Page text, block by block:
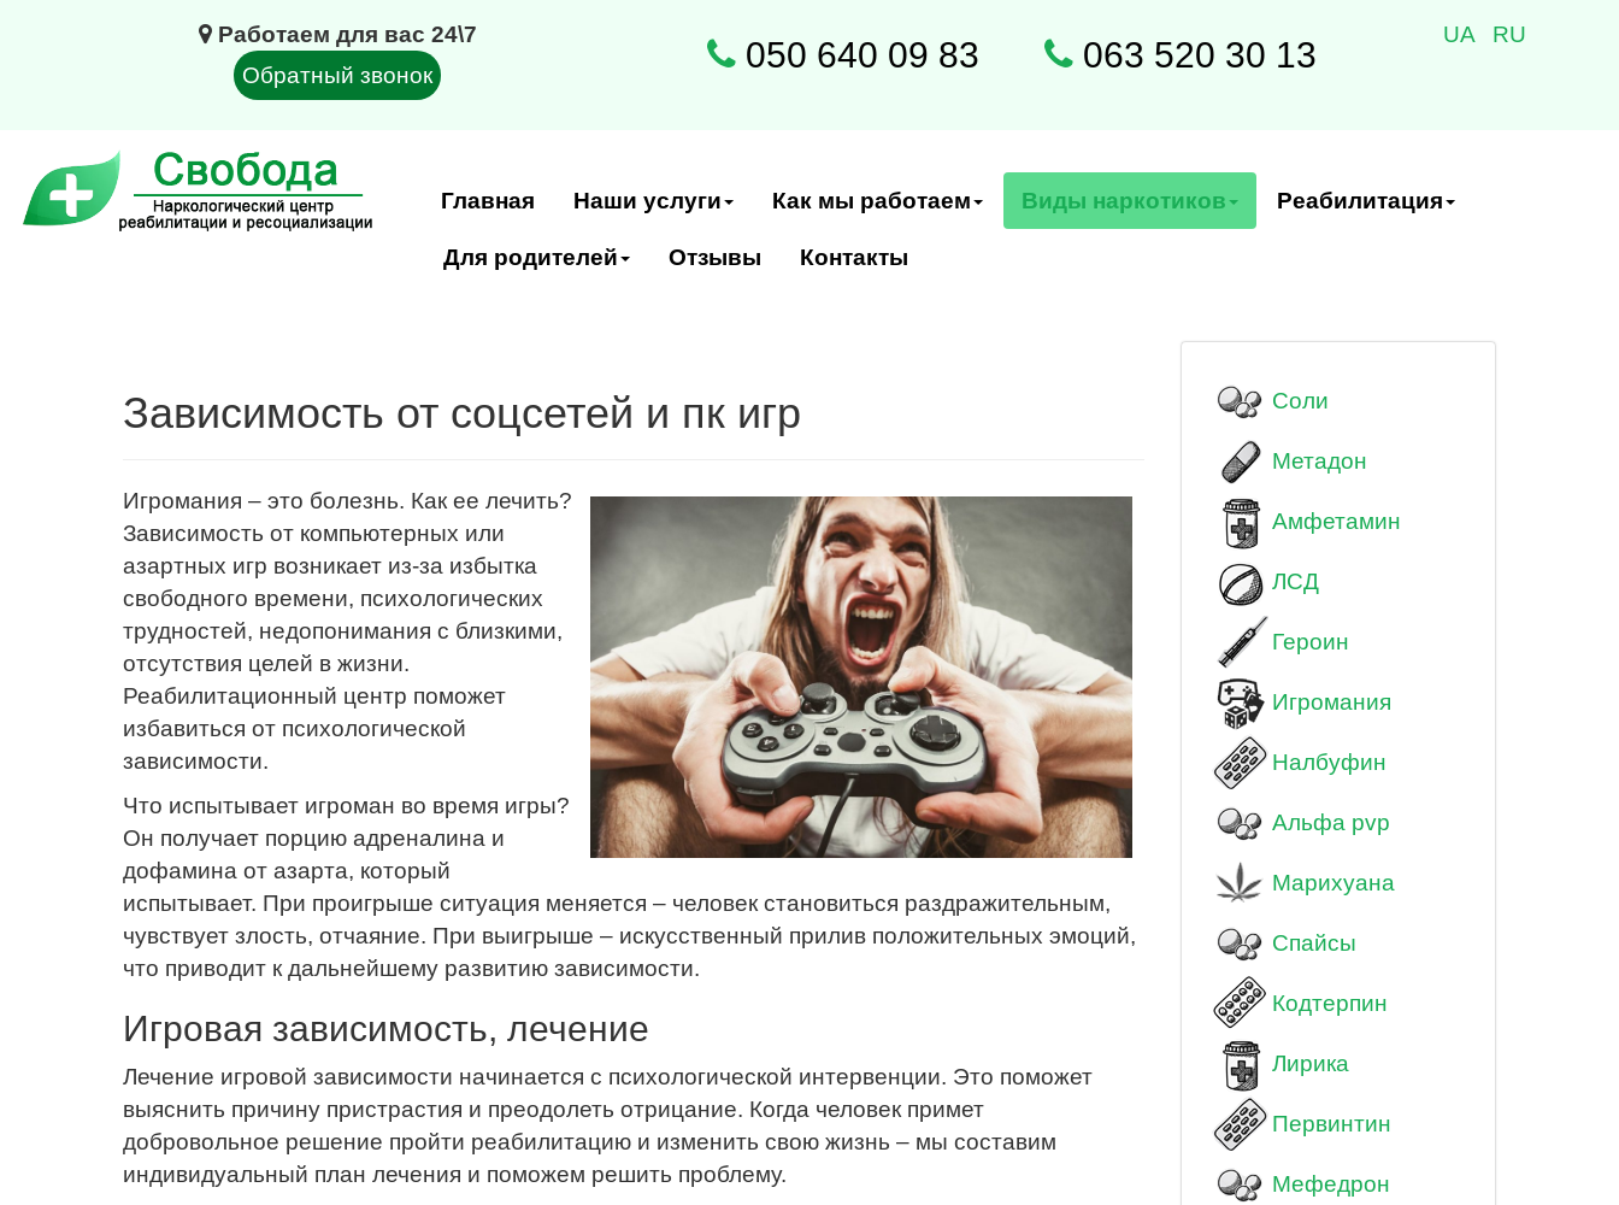
Работаем для вас 24\7
Обратный звонок
050 640 09 83 063 520 30 13
UA RU
Главная Наши услуги Как мы работаем Виды наркотиков Реабилитация
Для родителей Отзывы Контакты
Зависимость от соцсетей и пк игр
Игромания – это болезнь. Как ее лечить?
Зависимость от компьютерных или
азартных игр возникает из-за избытка
свободного времени, психологических
трудностей, недопонимания с близкими,
отсутствия целей в жизни.
Реабилитационный центр поможет
избавиться от психологической
зависимости.
Что испытывает игроман во время игры?
Он получает порцию адреналина и
дофамина от азарта, который
испытывает. При проигрыше ситуация меняется – человек становиться раздражительным,
чувствует злость, отчаяние. При выигрыше – искусственный прилив положительных эмоций,
что приводит к дальнейшему развитию зависимости.
Игровая зависимость, лечение
Лечение игровой зависимости начинается с психологической интервенции. Это поможет
выяснить причину пристрастия и преодолеть отрицание. Когда человек примет
добровольное решение пройти реабилитацию и изменить свою жизнь – мы составим
индивидуальный план лечения и поможем решить проблему.
Соли
Метадон
Амфетамин
ЛСД
Героин
Игромания
Налбуфин
Альфа pvp
Марихуана
Спайсы
Кодтерпин
Лирика
Первинтин
Мефедрон